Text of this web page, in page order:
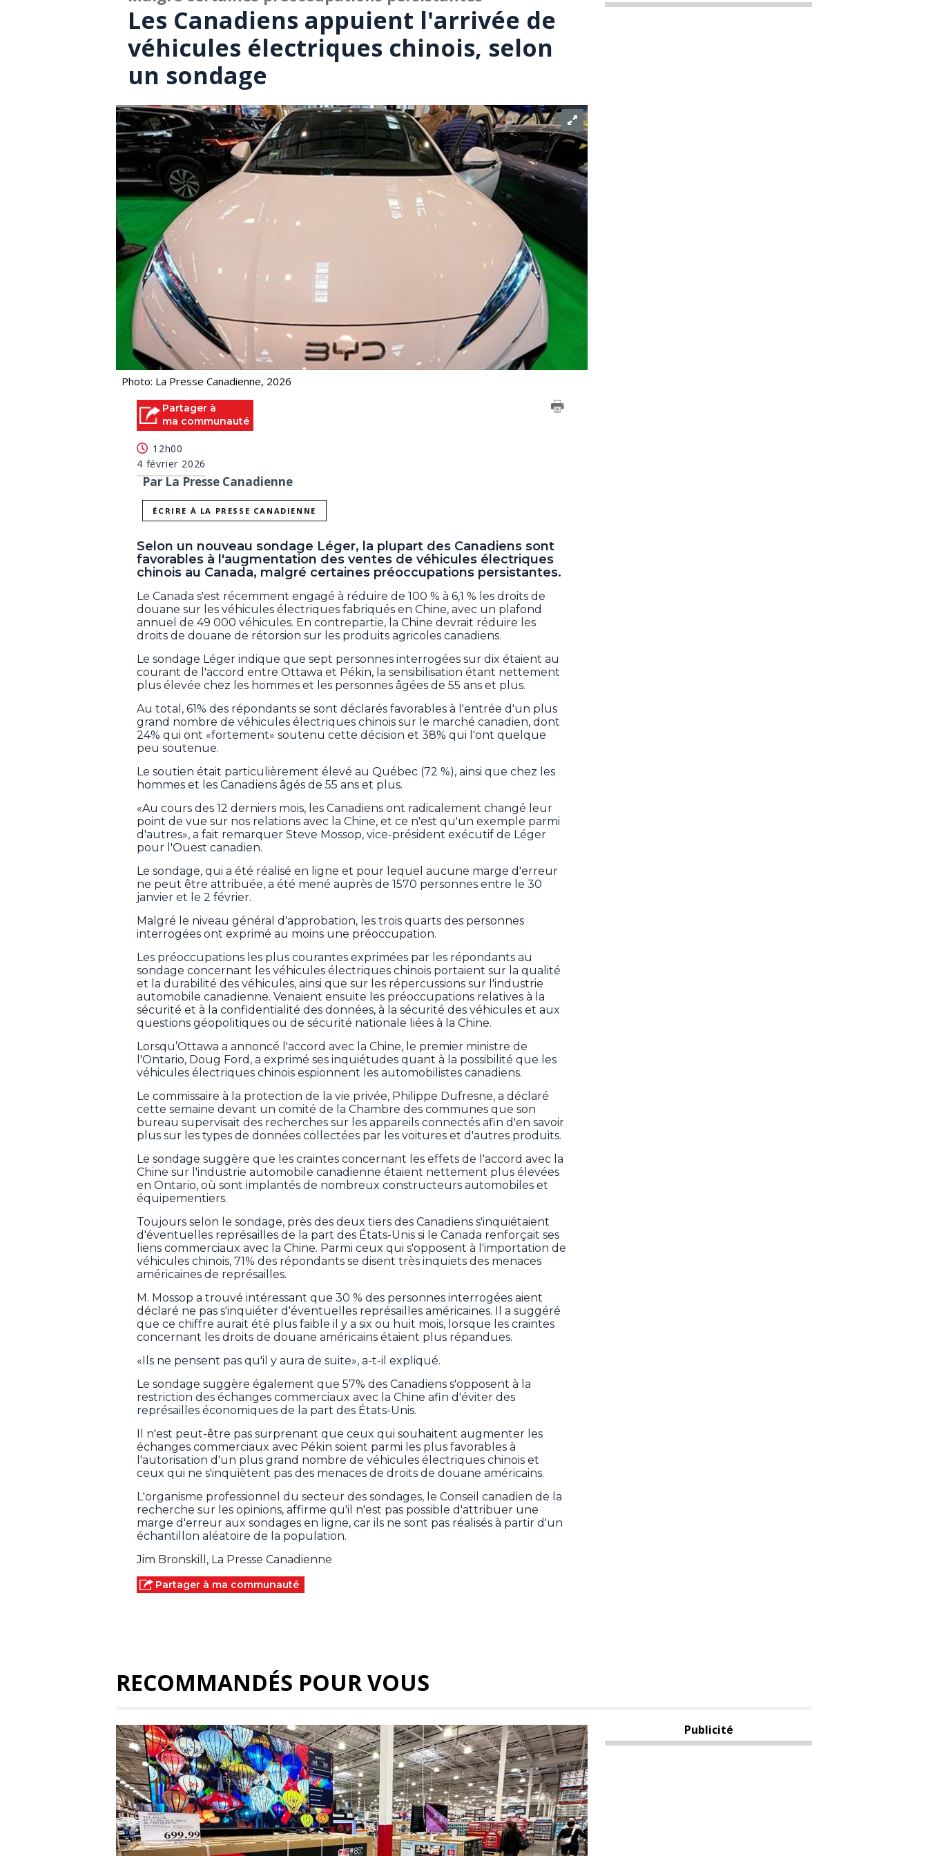
Les Canadiens appuient l'arrivée de
véhicules électriques chinois, selon
un sondage
Photo: La Presse Canadienne, 2026
Partager à
ma communauté
12h00
4 février 2026
Par La Presse Canadienne
ÉCRIRE À LA PRESSE CANADIENNE
Selon un nouveau sondage Léger, la plupart des Canadiens sont
favorables à l'augmentation des ventes de véhicules électriques
chinois au Canada, malgré certaines préoccupations persistantes.
Le Canada s'est récemment engagé à réduire de 100 % à 6,1 % les droits de
douane sur les véhicules électriques fabriqués en Chine, avec un plafond
annuel de 49 000 véhicules. En contrepartie, la Chine devrait réduire les
droits de douane de rétorsion sur les produits agricoles canadiens.
Le sondage Léger indique que sept personnes interrogées sur dix étaient au
courant de l'accord entre Ottawa et Pékin, la sensibilisation étant nettement
plus élevée chez les hommes et les personnes âgées de 55 ans et plus.
Au total, 61% des répondants se sont déclarés favorables à l'entrée d'un plus
grand nombre de véhicules électriques chinois sur le marché canadien, dont
24% qui ont «fortement» soutenu cette décision et 38% qui l'ont quelque
peu soutenue.
Le soutien était particulièrement élevé au Québec (72 %), ainsi que chez les
hommes et les Canadiens âgés de 55 ans et plus.
«Au cours des 12 derniers mois, les Canadiens ont radicalement changé leur
point de vue sur nos relations avec la Chine, et ce n'est qu'un exemple parmi
d'autres», a fait remarquer Steve Mossop, vice-président exécutif de Léger
pour l'Ouest canadien.
Le sondage, qui a été réalisé en ligne et pour lequel aucune marge d'erreur
ne peut être attribuée, a été mené auprès de 1570 personnes entre le 30
janvier et le 2 février.
Malgré le niveau général d'approbation, les trois quarts des personnes
interrogées ont exprimé au moins une préoccupation.
Les préoccupations les plus courantes exprimées par les répondants au
sondage concernant les véhicules électriques chinois portaient sur la qualité
et la durabilité des véhicules, ainsi que sur les répercussions sur l'industrie
automobile canadienne. Venaient ensuite les préoccupations relatives à la
sécurité et à la confidentialité des données, à la sécurité des véhicules et aux
questions géopolitiques ou de sécurité nationale liées à la Chine.
Lorsqu’Ottawa a annoncé l'accord avec la Chine, le premier ministre de
l'Ontario, Doug Ford, a exprimé ses inquiétudes quant à la possibilité que les
véhicules électriques chinois espionnent les automobilistes canadiens.
Le commissaire à la protection de la vie privée, Philippe Dufresne, a déclaré
cette semaine devant un comité de la Chambre des communes que son
bureau supervisait des recherches sur les appareils connectés afin d'en savoir
plus sur les types de données collectées par les voitures et d'autres produits.
Le sondage suggère que les craintes concernant les effets de l'accord avec la
Chine sur l'industrie automobile canadienne étaient nettement plus élevées
en Ontario, où sont implantés de nombreux constructeurs automobiles et
équipementiers.
Toujours selon le sondage, près des deux tiers des Canadiens s'inquiétaient
d'éventuelles représailles de la part des États-Unis si le Canada renforçait ses
liens commerciaux avec la Chine. Parmi ceux qui s'opposent à l'importation de
véhicules chinois, 71% des répondants se disent très inquiets des menaces
américaines de représailles.
M. Mossop a trouvé intéressant que 30 % des personnes interrogées aient
déclaré ne pas s'inquiéter d'éventuelles représailles américaines. Il a suggéré
que ce chiffre aurait été plus faible il y a six ou huit mois, lorsque les craintes
concernant les droits de douane américains étaient plus répandues.
«Ils ne pensent pas qu'il y aura de suite», a-t-il expliqué.
Le sondage suggère également que 57% des Canadiens s'opposent à la
restriction des échanges commerciaux avec la Chine afin d'éviter des
représailles économiques de la part des États-Unis.
Il n'est peut-être pas surprenant que ceux qui souhaitent augmenter les
échanges commerciaux avec Pékin soient parmi les plus favorables à
l'autorisation d'un plus grand nombre de véhicules électriques chinois et
ceux qui ne s'inquiètent pas des menaces de droits de douane américains.
L'organisme professionnel du secteur des sondages, le Conseil canadien de la
recherche sur les opinions, affirme qu'il n'est pas possible d'attribuer une
marge d'erreur aux sondages en ligne, car ils ne sont pas réalisés à partir d'un
échantillon aléatoire de la population.
Jim Bronskill, La Presse Canadienne
Partager à ma communauté
RECOMMANDÉS POUR VOUS
Publicité